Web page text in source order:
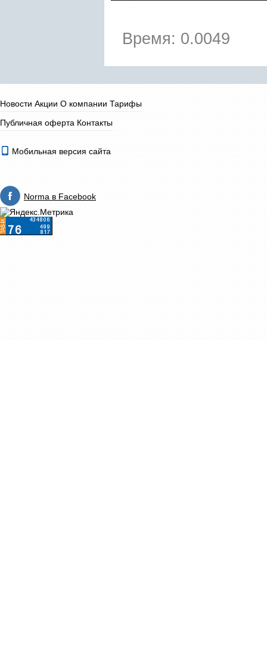
Время: 0.0049
Новости Акции О компании Тарифы
Публичная оферта Контакты
Мобильная версия сайта
Norma в Facebook